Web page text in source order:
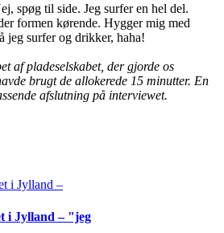
spøg til side. Jeg surfer en hel del.
formen kørende. Hygger mig med
jeg surfer og drikker, haha!
af pladeselskabet, der gjorde os
brugt de allokerede 15 minutter. En
afslutning på interviewet.
i Jylland – "jeg